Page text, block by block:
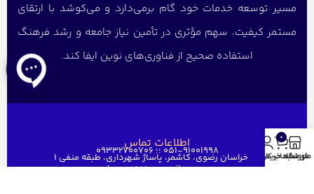
مسیر توسعه خدمات خود گام برمی‌دارد و می‌کوشد با ارتقای
مستمر کیفیت، سهم مؤثری در تأمین نیاز جامعه و رشد فرهنگ
استفاده صحیح از فناوری‌های نوین ایفا کند.
اطلاعات تماس051-91001998 ؛؛ 09332700706
خراسان رضوی، کاشمر، پاساژ شهرداری، طبقه منفی ۱
ghaem1515@gmail.com
منوفروشگاه
0
سبد خرید
حساب کاربری من